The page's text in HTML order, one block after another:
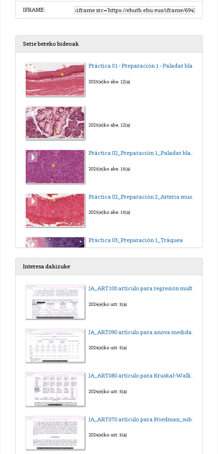
IFRAME:
Serie bereko bideoak
2025(e)ko abe. 12(a)
2025(e)ko abe. 12(a)
Práctica 02_Preparación 1_Paladar blando de conejo
2025(e)ko abe. 15(a)
2025(e)ko abe. 15(a)
Práctica 03_Preparación 1_Tráquea
Interesa dakizuke
JA_ART100 artículo para regresión multilineal_sub_eus
2024(e)ko urr. 5(a)
2024(e)ko urr. 5(a)
JA_ART080 artículo para Kruskal-Wallis_sub_eus
2024(e)ko urr. 5(a)
2024(e)ko urr. 5(a)